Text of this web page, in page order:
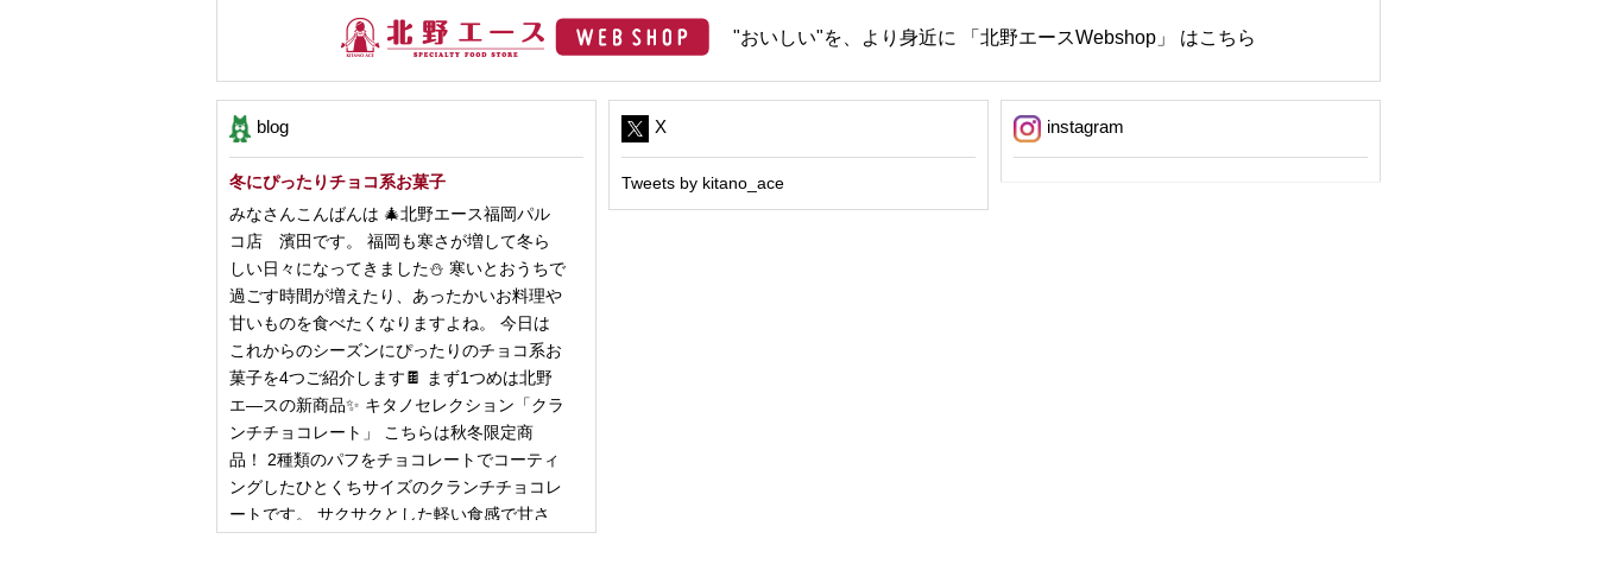
"おいしい"を、より身近に 「北野エースWebshop」 はこちら
blog
冬にぴったりチョコ系お菓子
みなさんこんばんは 🎄北野エース福岡パル
コ店 濱田です。 福岡も寒さが増して冬ら
しい日々になってきました⛄️ 寒いとおうちで
過ごす時間が増えたり、あったかいお料理や
甘いものを食べたくなりますよね。 今日は
これからのシーズンにぴったりのチョコ系お
菓子を4つご紹介します🍫 まず1つめは北野
エ―スの新商品✨ キタノセレクション「クラ
ンチチョコレート」 こちらは秋冬限定商
品！ 2種類のパフをチョコレートでコーティ
ングしたひとくちサイズのクランチチョコレ
ートです。 サクサクとした軽い食感で甘さ
X
Tweets by kitano_ace
instagram